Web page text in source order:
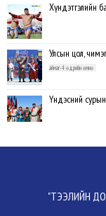
Хүндэтгэлийн
Улсын цол,
аймаг-4 өдрийн өмнө
Үндэсний
Ахмад бөхчүүд,
Шагайн
"ТЭЭЛИЙН